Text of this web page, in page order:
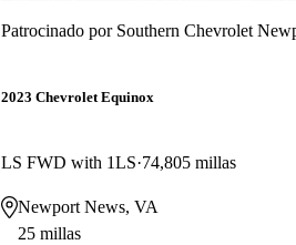
Patrocinado por Southern Chevrolet
2023 Chevrolet Equinox
LS FWD with 1LS 74,805 millas
Newport News, VA
25 millas